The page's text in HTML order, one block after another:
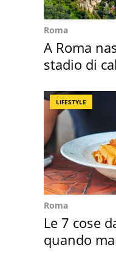
Roma
A Roma
stadio di
LIFESTYLE
Roma
Le 7 cose
quando